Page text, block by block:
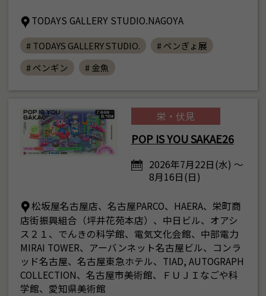
TODAYS GALLERY STUDIO.NAGOYA
# TODAYS GALLERY STUDIO.
# ペンぎょ展
# ペンギン
# 金魚
栄・伏見
POP IS YOU SAKAE26
2026年7月22日(水) ～
8月16日(日)
松坂屋名古屋店、名古屋PARCO、HAERA、栄町商
店街振興組合（坪井花苑本店）、中日ビル、オアシ
ス２１、でんきの科学館、電気文化会館、中部電力
MIRAI TOWER、アーバンネット名古屋ビル、コンラ
ッド名古屋、名古屋東急ホテル、TIAD, AUTOGRAPH
COLLECTION、名古屋市美術館、ＦＵＪＩなごや科
学館、愛知県美術館